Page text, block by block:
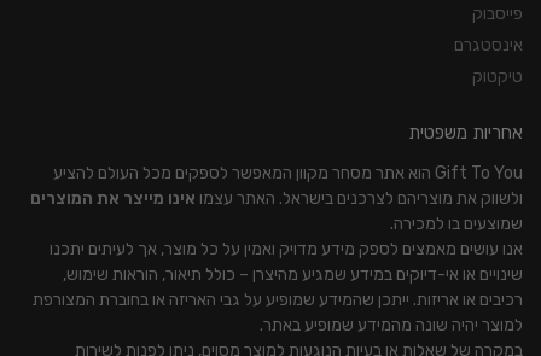
פייסבוק
אינסטגרם
טיקטוק
אחריות משפטית
Gift To You הוא אתר מסחר מקוון המאפשר לספקים מכל העולם להציע
ולשווק את מוצריהם לצרכנים בישראל. האתר עצמו אינו מייצר את המוצרים
שמוצעים בו למכירה.
אנו עושים מאמצים לספק מידע מדויק ואמין על כל מוצר, אך לעיתים יתכנו
שינויים או אי-דיוקים במידע שמגיע מהיצרן – כולל תיאור, הוראות שימוש,
רכיבים או אריזות. ייתכן שהמידע שמופיע על גבי האריזה או בחוברת המצורפת
למוצר יהיה שונה מהמידע שמופיע באתר.
במקרה של שאלות או בעיות הנוגעות למוצר מסוים, ניתן לפנות לשירות